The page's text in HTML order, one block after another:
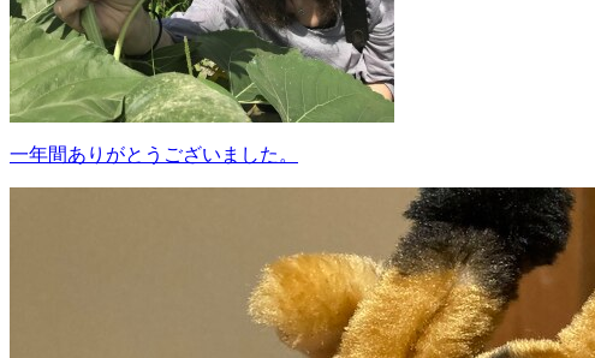
一年間ありがとうございました。